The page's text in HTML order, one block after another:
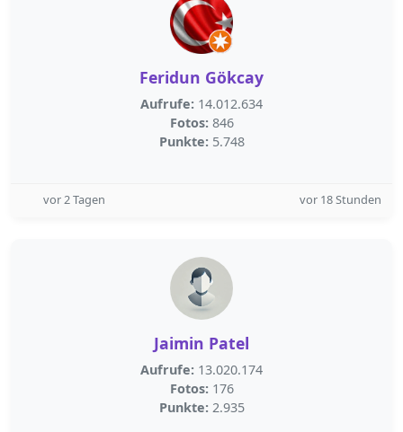
Feridun Gökcay
Aufrufe: 14.012.634
Fotos: 846
Punkte: 5.748
vor 2 Tagen vor 18 Stunden
Jaimin Patel
Aufrufe: 13.020.174
Fotos: 176
Punkte: 2.935